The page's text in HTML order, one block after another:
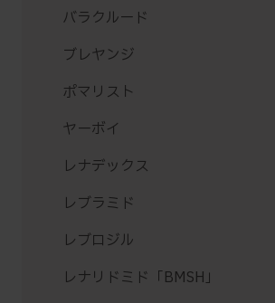
バラクルード
ブレヤンジ
ポマリスト
ヤーボイ
レナデックス
レブラミド
レブロジル
レナリドミド「BMSH」